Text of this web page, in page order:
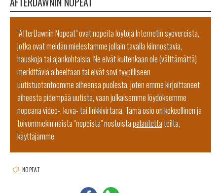
"AfterDawnin Nopeat" ovat nopeita löytöjä Internetin syövereistä,
jotka ovat meidän mielestämme jollain tavalla kiinnostavia,
hauskoja tai ajankohtaisia. Ne eivät kuitenkaan ole (välttämättä)
merkittäviä aiheeltaan tai eivät sovi tyypilliseen
uutistuotantoomme aiheensa puolesta, joten emme kirjoittaneet
aiheesta pidempää uutista, vaan julkaisemme löydöksemme
nopeana video-, kuva- tai linkkivirtana. Tämä osio on kokeellinen ja
toivommekin näistä "nopeista" nostoistapalautettateiltä,
käyttäjämme.
NOPEAT